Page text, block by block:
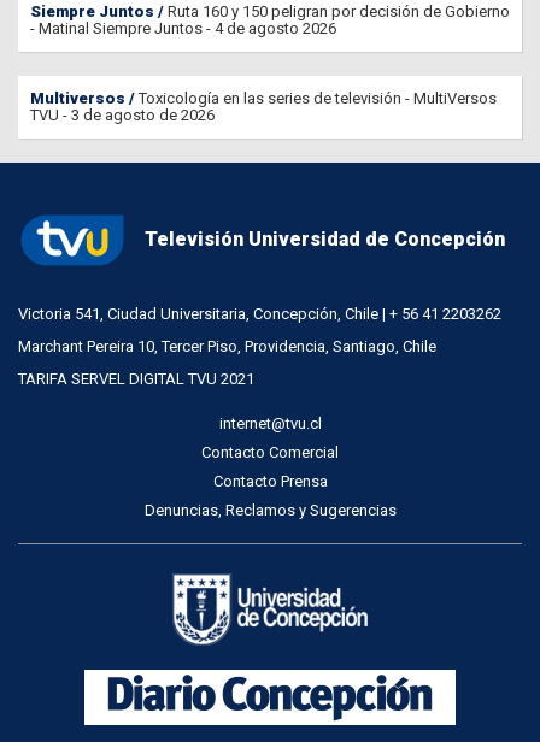
Siempre Juntos
Ruta 160 y 150 peligran por decisión de Gobierno
- Matinal Siempre Juntos - 4 de agosto 2026
Multiversos
Toxicología en las series de televisión - MultiVersos
TVU - 3 de agosto de 2026
Televisión Universidad de Concepción
Victoria 541, Ciudad Universitaria, Concepción, Chile | + 56 41 2203262
Marchant Pereira 10, Tercer Piso, Providencia, Santiago, Chile
TARIFA SERVEL DIGITAL TVU 2021
internet@tvu.cl
Contacto Comercial
Contacto Prensa
Denuncias, Reclamos y Sugerencias